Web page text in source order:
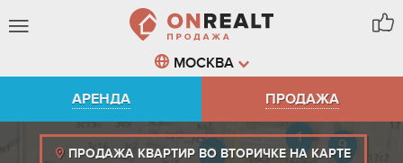
МОСКВА
АРЕНДА
ПРОДАЖА
ПРОДАЖА КВАРТИР ВО ВТОРИЧКЕ НА КАРТЕ